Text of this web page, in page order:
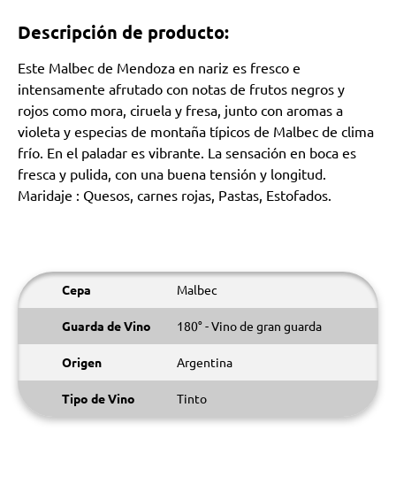
Descripción de producto:
Este Malbec de Mendoza en nariz es fresco e
intensamente afrutado con notas de frutos negros y
rojos como mora, ciruela y fresa, junto con aromas a
violeta y especias de montaña típicos de Malbec de clima
frío. En el paladar es vibrante. La sensación en boca es
fresca y pulida, con una buena tensión y longitud.
Maridaje : Quesos, carnes rojas, Pastas, Estofados.
Cepa Malbec
Guarda de Vino 180° - Vino de gran guarda
Origen Argentina
Tipo de Vino Tinto